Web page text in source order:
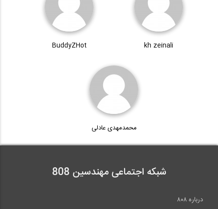
kh zeinali
BuddyZHot
محمدمهدی عادلی
شبکه اجتماعی مهندسین 808
درباره ۸۰۸